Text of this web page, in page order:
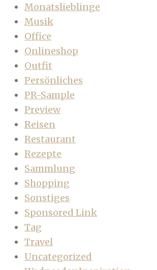
Monatslieblinge
Musik
Office
Onlineshop
Outfit
Persönliches
PR-Sample
Preview
Reisen
Restaurant
Rezepte
Sammlung
Shopping
Sonstiges
Sponsored Link
Tag
Travel
Uncategorized